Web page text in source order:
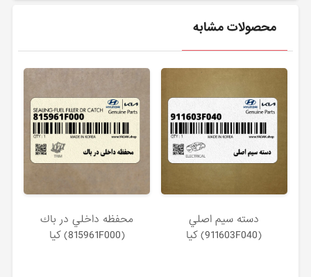
محصولات مشابه
دسته سيم اصلي
(911603F040) کیا
محفظه داخلي در باك
(815961F000) کیا